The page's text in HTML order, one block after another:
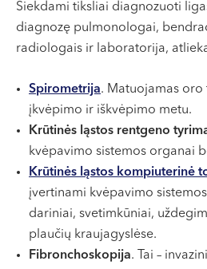
Siekdami tiksliai diagnozuoti
diagnozę pulmonologai,
radiologais ir laboratorija,
Spirometrija. Matuojamas
įkvėpimo ir iškvėpimo metu.​
Krūtinės ląstos rentgeno
kvėpavimo sistemos organai
Krūtinės ląstos kompiuterinė
įvertinami kvėpavimo
dariniai, svetimkūniai,
plaučių kraujagyslėse.​
Fibronchoskopija. Tai –